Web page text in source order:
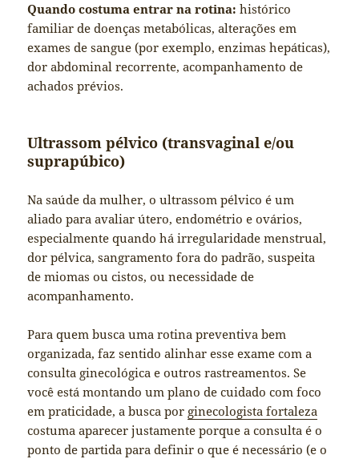
Quando costuma entrar na rotina: histórico
familiar de doenças metabólicas, alterações em
exames de sangue (por exemplo, enzimas hepáticas),
dor abdominal recorrente, acompanhamento de
achados prévios.
Ultrassom pélvico (transvaginal e/ou
suprapúbico)
Na saúde da mulher, o ultrassom pélvico é um
aliado para avaliar útero, endométrio e ovários,
especialmente quando há irregularidade menstrual,
dor pélvica, sangramento fora do padrão, suspeita
de miomas ou cistos, ou necessidade de
acompanhamento.
Para quem busca uma rotina preventiva bem
organizada, faz sentido alinhar esse exame com a
consulta ginecológica e outros rastreamentos. Se
você está montando um plano de cuidado com foco
em praticidade, a busca por ginecologista fortaleza
costuma aparecer justamente porque a consulta é o
ponto de partida para definir o que é necessário (e o